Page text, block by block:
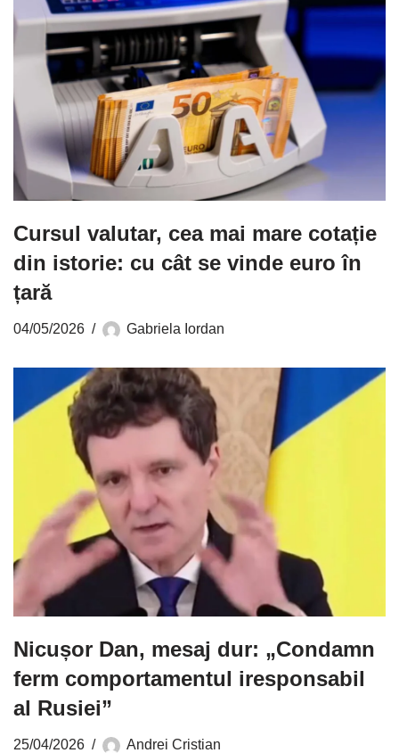
Cursul valutar, cea mai mare cotație
din istorie: cu cât se vinde euro în
țară
04/05/2026 Gabriela Iordan
Nicușor Dan, mesaj dur: „Condamn
ferm comportamentul iresponsabil
al Rusiei”
25/04/2026 Andrei Cristian